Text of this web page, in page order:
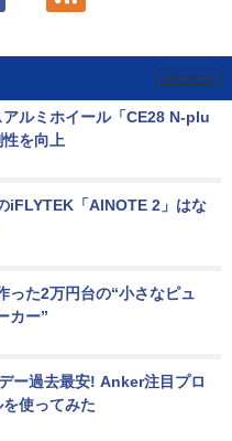
ルミホイール「CE28 N-plu
を向上
iFLYTEK「AINOTE 2」はな
った2万円台の“小さなピュ
カー”
ー過去最安! Anker注目プロ
使ってみた